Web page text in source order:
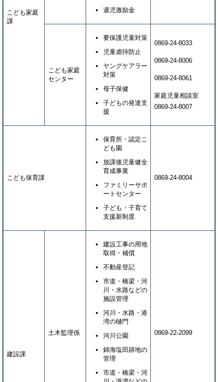
こども家庭
課
遺児激励金
こども家庭
センター
要保護児童対策
児童虐待防止
ヤングケアラー
対策
母子保健
子どもの発達支
援
0869-24-8033
0869-24-8006
0869-24-8061
家庭児童相談室
0869-24-8007
こども保育課
保育所・認定こ
ども園
放課後児童健全
育成事業
ファミリーサポ
ートセンター
子ども・子育て
支援新制度
0869-24-8004
建設課
土木監理係
建設工事の用地
取得・補償
不動産登記
市道・橋梁・河
川・水路などの
施設管理
河川・水路・港
湾の樋門
河川公園
錦海塩田跡地の
管理
市道・橋梁・河
0869-22-2099